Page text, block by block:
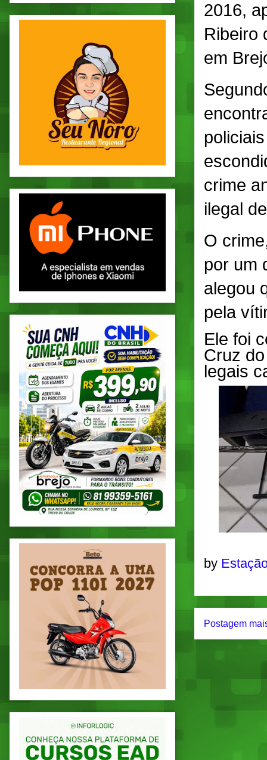
2016,
Ribeiro
em
crime
ilegal
O
por um
alegou
pela
Ele foi
Cruz
legais
by
Postagem